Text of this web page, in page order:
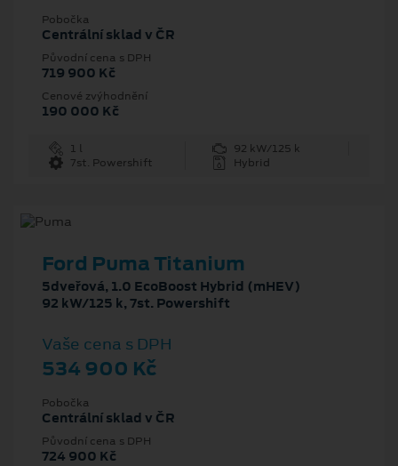
Pobočka
Centrální sklad v ČR
Původní cena s DPH
719 900 Kč
Cenové zvýhodnění
190 000 Kč
1 l
92 kW/125 k
7st. Powershift
Hybrid
Ford Puma Titanium
5dveřová, 1.0 EcoBoost Hybrid (mHEV)
92 kW/125 k, 7st. Powershift
Vaše cena s DPH
534 900 Kč
Pobočka
Centrální sklad v ČR
Původní cena s DPH
724 900 Kč